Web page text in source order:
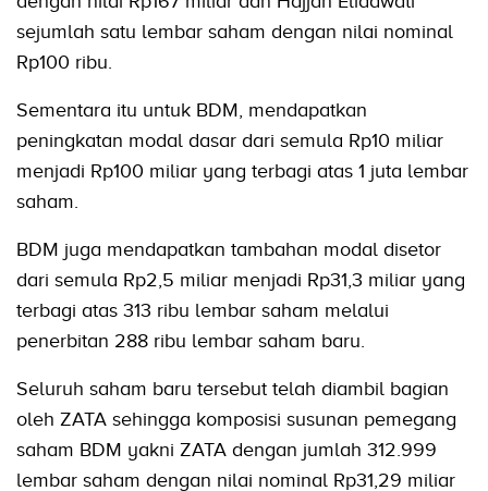
sejumlah satu lembar saham dengan nilai nominal
Rp100 ribu.
Sementara itu untuk BDM, mendapatkan
peningkatan modal dasar dari semula Rp10 miliar
menjadi Rp100 miliar yang terbagi atas 1 juta lembar
saham.
BDM juga mendapatkan tambahan modal disetor
dari semula Rp2,5 miliar menjadi Rp31,3 miliar yang
terbagi atas 313 ribu lembar saham melalui
penerbitan 288 ribu lembar saham baru.
Seluruh saham baru tersebut telah diambil bagian
oleh ZATA sehingga komposisi susunan pemegang
saham BDM yakni ZATA dengan jumlah 312.999
lembar saham dengan nilai nominal Rp31,29 miliar